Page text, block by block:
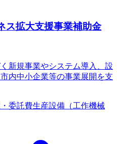
ス拡大支援事業補助金
新規事業やシステム導入、設
内中小企業等の事業展開を支
委託費生産設備（工作機械